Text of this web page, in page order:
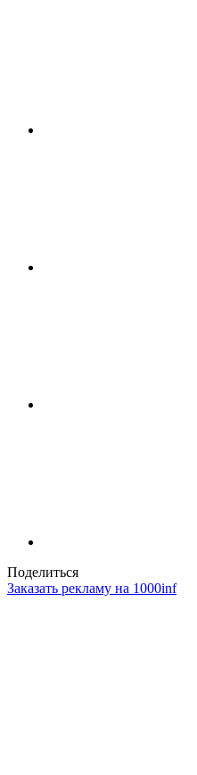
Поделиться
Заказать рекламу на 1000inf